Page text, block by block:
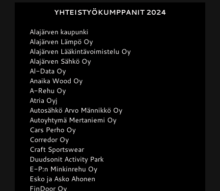
Fanituotteet
Info
Yhteystiedot
YHTEISTYÖKUMPPANIT 2024
Alajärven kaupunki
Alajärven Lämpö Oy
Alajärven Lääkintävoimistelu Oy
Alajärven Sähkö Oy
Al-Data Oy
Anaika Wood Oy
A-Rehu Oy
Atria Oyj
Autosähkö Arvo Männikkö Oy
Autoyhtymä Mertaniemi Oy
Cars Perho Oy
Corredor Oy
Craft Sportswear
Duudsonit Activity Park
E-P:n Minkinrehu Oy
Esko ja Asko Ahonen
FinDoor Oy